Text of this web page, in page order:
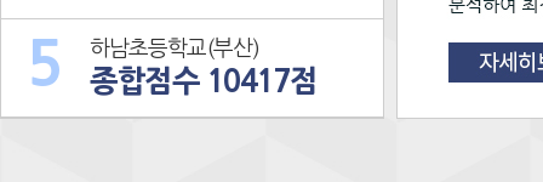
5 하남초등학교(부산)
종합점수 10417점